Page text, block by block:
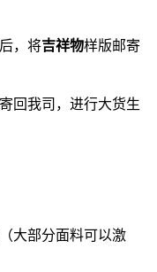
，将吉祥物样版邮寄
回我司，进行大货生
大部分面料可以激